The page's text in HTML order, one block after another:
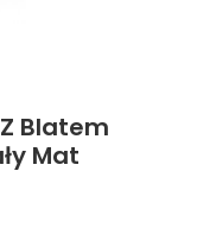
Blatem
Mat